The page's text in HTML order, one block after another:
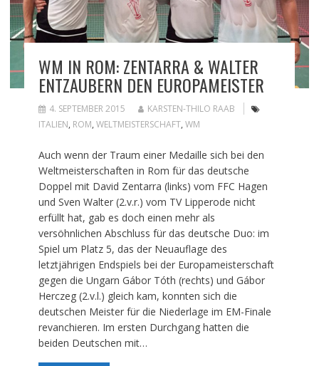
WM IN ROM: ZENTARRA & WALTER
ENTZAUBERN DEN EUROPAMEISTER
4. SEPTEMBER 2015
KARSTEN-THILO RAAB
ITALIEN, ROM, WELTMEISTERSCHAFT, WM
Auch wenn der Traum einer Medaille sich bei den
Weltmeisterschaften in Rom für das deutsche
Doppel mit David Zentarra (links) vom FFC Hagen
und Sven Walter (2.v.r.) vom TV Lipperode nicht
erfüllt hat, gab es doch einen mehr als
versöhnlichen Abschluss für das deutsche Duo: im
Spiel um Platz 5, das der Neuauflage des
letztjährigen Endspiels bei der Europameisterschaft
gegen die Ungarn Gábor Tóth (rechts) und Gábor
Herczeg (2.v.l.) gleich kam, konnten sich die
deutschen Meister für die Niederlage im EM-Finale
revanchieren. Im ersten Durchgang hatten die
beiden Deutschen mit…